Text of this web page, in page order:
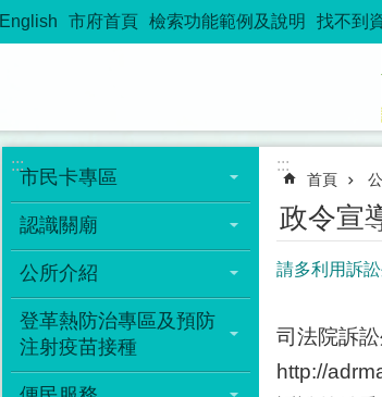
English 市府首頁 檢索功能範例及說明 找不到
:::
市民卡專區
認識關廟
公所介紹
登革熱防治專區及預防
注射疫苗接種
:::
首頁
政令宣
請多利用訴
司法院訴
http://